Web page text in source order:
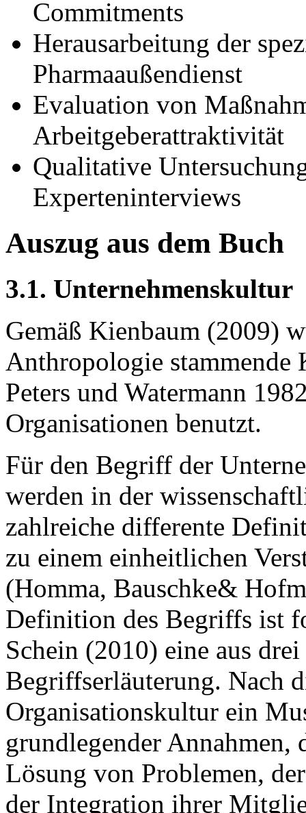
Commitments
Herausarbeitung der
Pharmaaußendienst
Evaluation von
Arbeitgeberattraktivität
Qualitative
Experteninterviews
Auszug aus dem Buch
3.1. Unternehmenskultur
Gemäß Kienbaum (2009)
Anthropologie
Peters und Watermann
Organisationen benutzt.
Für den Begriff der
werden in der
zahlreiche differente
zu einem einheitlichen
(Homma, Bauschke&
Definition des Begriffs ist
Schein (2010) eine aus
Begriffserläuterung. Nach
Organisationskultur ein
grundlegender Annahmen,
Lösung von Problemen,
der Integration ihrer